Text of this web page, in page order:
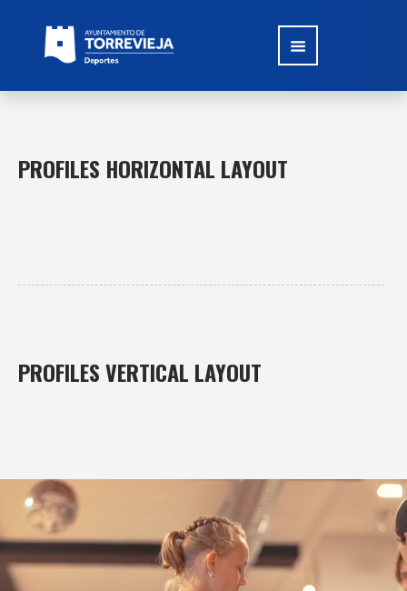
PROFILES HORIZONTAL LAYOUT
PROFILES VERTICAL LAYOUT